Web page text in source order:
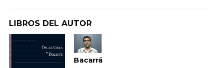
LIBROS DEL AUTOR
Bacarrá